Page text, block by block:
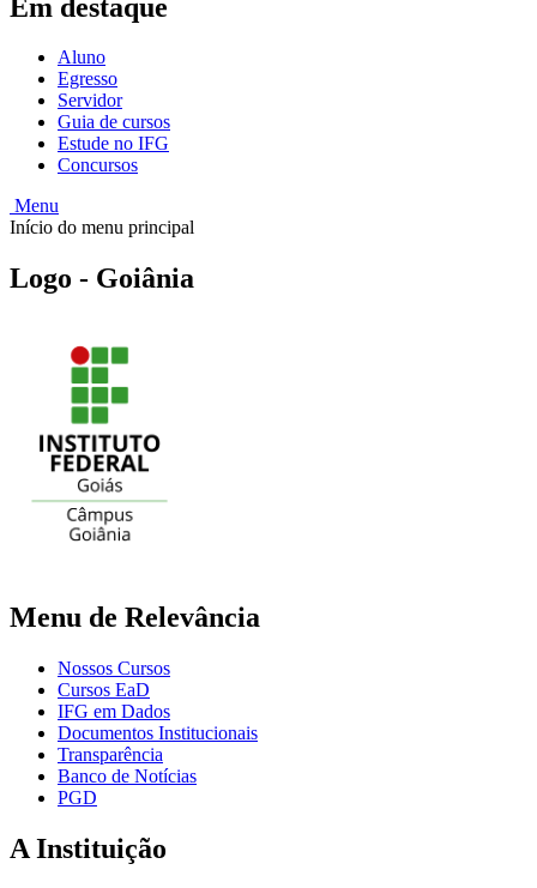
Em destaque
Aluno
Egresso
Servidor
Guia de cursos
Estude no IFG
Concursos
Menu
Início do menu principal
Logo - Goiânia
Menu de Relevância
Nossos Cursos
Cursos EaD
IFG em Dados
Documentos Institucionais
Transparência
Banco de Notícias
PGD
A Instituição